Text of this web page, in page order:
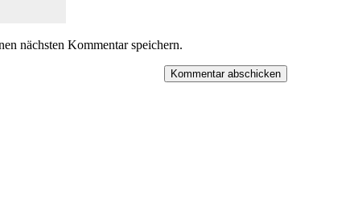
nächsten Kommentar speichern.
Kommentar abschicken